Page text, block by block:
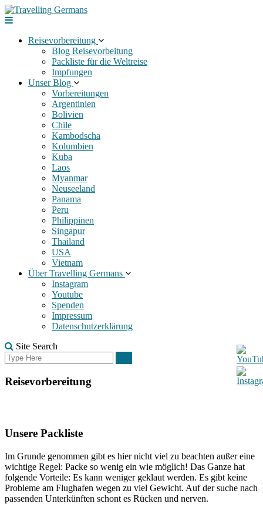
Skip
to
Reisevorbereitung
Blog Reisevorbeitung
Packliste für die Weltreise
Impfungen
Unser Blog
Vorbereitungen
Argentinien
Bolivien
Chile
Kambodscha
Kolumbien
Kuba
Laos
Myanmar
Neuseeland
Panama
Peru
Philippinen
Singapur
Thailand
USA
Vietnam
Über Travelling Germans
Instagram
Youtube
Spenden
Impressum
Datenschutzerklärung
Site Search
Search
for:
Reisevorbereitung
Unsere Packliste
Im Grunde genommen gibt es hier nicht viel zu beachten außer eine
wichtige Regel: Packe so wenig ein wie möglich! Das Ganze hat
folgende Vorteile: Es kann weniger geklaut werden. Es gibt keine
Probleme am Flughafen wegen zu viel Gewicht. Auf der suche nach
passenden Unterkünften schont es Rücken und nerven.